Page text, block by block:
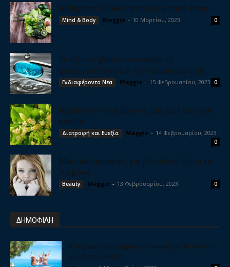
Καθαρίστε το συκώτι σας με φυσικό τρόπο
Mind & Body Maggie - 10 Μαρτίου, 2023 0
Το έξυπνο χάπι που καταργεί τη
γαστροσκόπηση και την κολονοσκόπηση
Ενδιαφέροντα Νέα Maggie - 15 Φεβρουαρίου, 2023 0
Καρδιοτονωτικά βότανα, για γερή και υγιή
καρδιά
Διατροφή και Ευεξία Maggie - 14 Φεβρουαρίου, 2023
0
Μυστικά ομορφιάς για βελούδινο δέρμα το
Χειμώνα
Beauty Maggie - 13 Φεβρουαρίου, 2023 0
ΔΗΜΟΦΙΛΗ
5 υπέροχοι προορισμοί για διακοπές με αυτοκίνητο
κοντά στην Αθήνα